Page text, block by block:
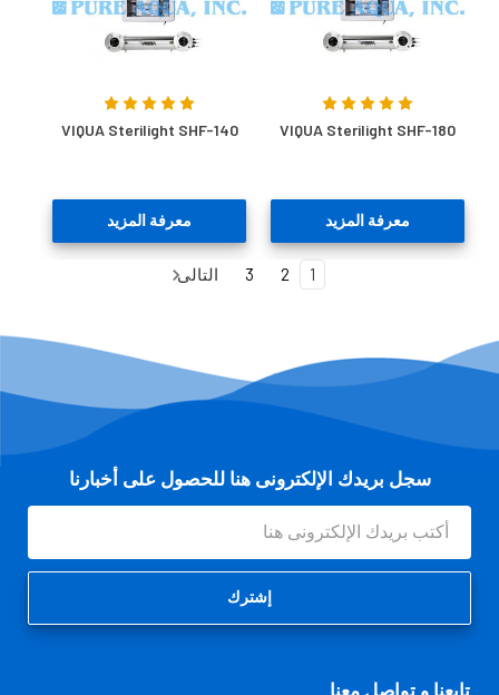
VIQUA Sterilight SHF-180
معرفة المزيد
VIQUA Sterilight SHF-140
معرفة المزيد
1
2
3 التالى
سجل بريدك الإلكترونى هنا للحصول على أخبارنا
عنوان
البريد
الإلكتروني